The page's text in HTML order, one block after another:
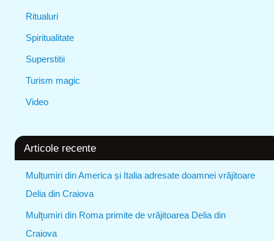
Ritualuri
Spiritualitate
Superstitii
Turism magic
Video
Articole recente
Mulțumiri din America și Italia adresate doamnei vrăjitoare
Delia din Craiova
Mulţumiri din Roma primite de vrăjitoarea Delia din
Craiova